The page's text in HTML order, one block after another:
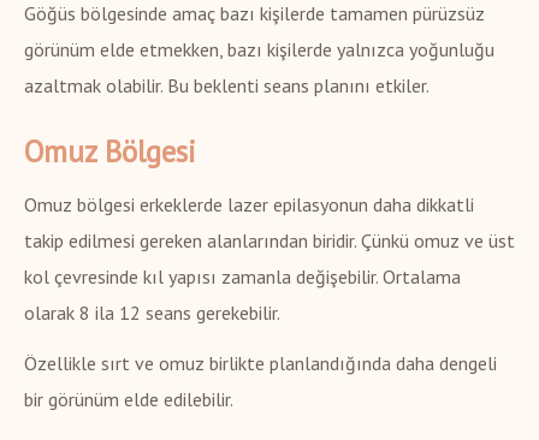
Göğüs bölgesinde amaç bazı kişilerde tamamen pürüzsüz
görünüm elde etmekken, bazı kişilerde yalnızca yoğunluğu
azaltmak olabilir. Bu beklenti seans planını etkiler.
Omuz Bölgesi
Omuz bölgesi erkeklerde lazer epilasyonun daha dikkatli
takip edilmesi gereken alanlarından biridir. Çünkü omuz ve üst
kol çevresinde kıl yapısı zamanla değişebilir. Ortalama
olarak 8 ila 12 seans gerekebilir.
Özellikle sırt ve omuz birlikte planlandığında daha dengeli
bir görünüm elde edilebilir.